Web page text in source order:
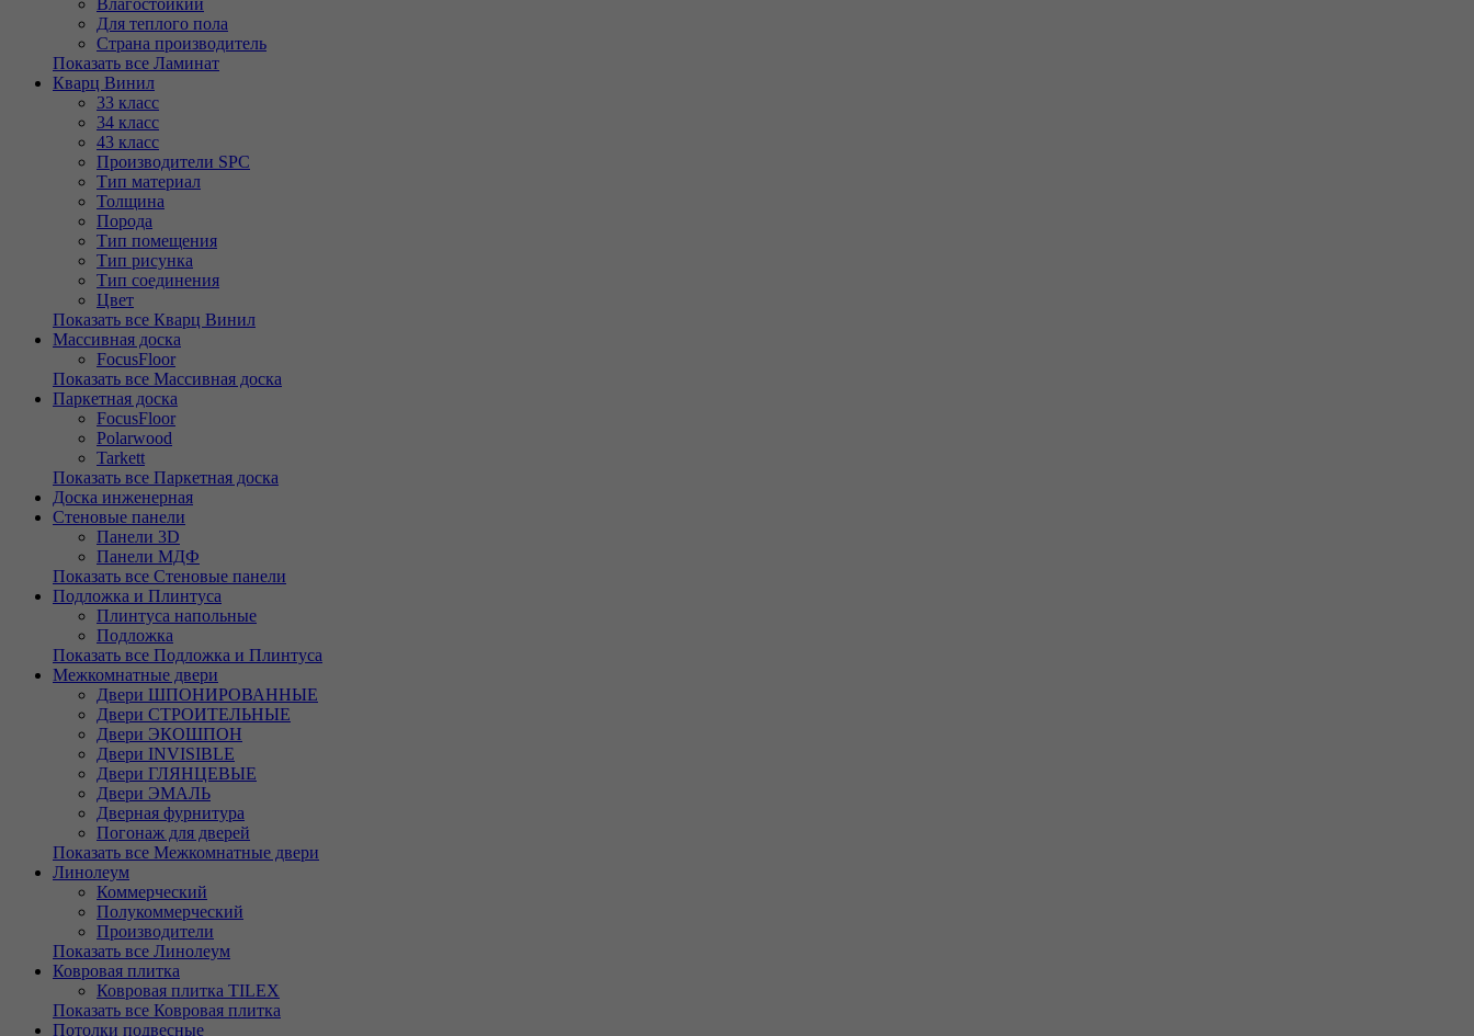
Влагостойкий
Для теплого пола
Страна производитель
Показать все Ламинат
Кварц Винил
33 класс
34 класс
43 класс
Производители SPC
Тип материал
Толщина
Порода
Тип помещения
Тип рисунка
Тип соединения
Цвет
Показать все Кварц Винил
Массивная доска
FocusFloor
Показать все Массивная доска
Паркетная доска
FocusFloor
Polarwood
Tarkett
Показать все Паркетная доска
Доска инженерная
Стеновые панели
Панели 3D
Панели МДФ
Показать все Стеновые панели
Подложка и Плинтуса
Плинтуса напольные
Подложка
Показать все Подложка и Плинтуса
Межкомнатные двери
Двери ШПОНИРОВАННЫЕ
Двери СТРОИТЕЛЬНЫЕ
Двери ЭКОШПОН
Двери INVISIBLE
Двери ГЛЯНЦЕВЫЕ
Двери ЭМАЛЬ
Дверная фурнитура
Погонаж для дверей
Показать все Межкомнатные двери
Линолеум
Коммерческий
Полукоммерческий
Производители
Показать все Линолеум
Ковровая плитка
Ковровая плитка TILEX
Показать все Ковровая плитка
Потолки подвесные